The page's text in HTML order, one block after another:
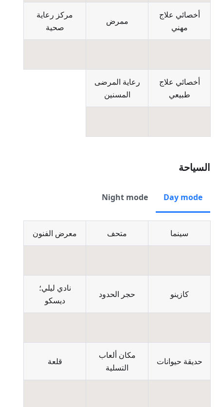
أخصائي علاج
مهني
ممرض
مركز رعاية
صحية
أخصائي علاج
طبيعي
رعاية المرضى
المسنين
السياحة
Day mode
Night mode
سينما متحف معرض الفنون
كازينو حجر الحدود
نادي ليلي؛
ديسكو
حديقة حيوانات
مكان ألعاب
التسلية
قلعة